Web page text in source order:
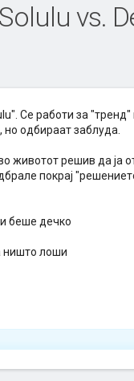
vs.
Се работи за
одбираат заблуда.
животот решив да ја
покрај
беше дечко
ништо лоши